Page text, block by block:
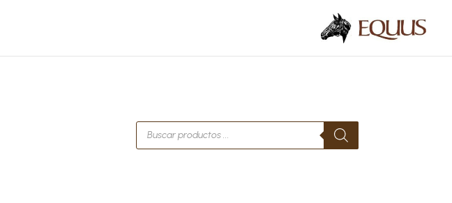
Búsqueda
productos